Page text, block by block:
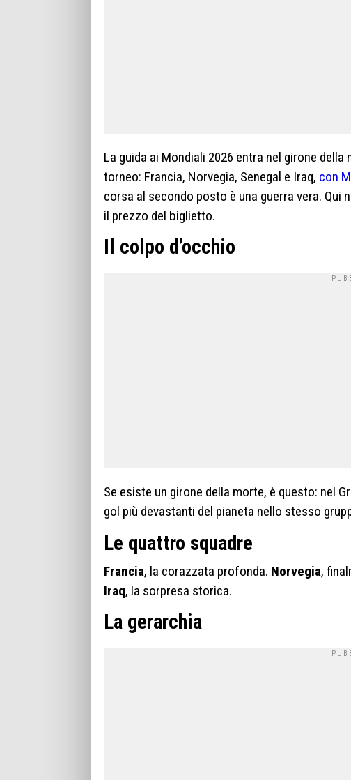
La guida ai Mondiali 2026 entra nel girone della
torneo: Francia, Norvegia, Senegal e Iraq, con
corsa al secondo posto è una guerra vera. Qui
il prezzo del biglietto.
Il colpo d’occhio
Se esiste un girone della morte, è questo: nel
gol più devastanti del pianeta nello stesso
Le quattro squadre
Francia, la corazzata profonda. Norvegia,
Iraq, la sorpresa storica.
La gerarchia